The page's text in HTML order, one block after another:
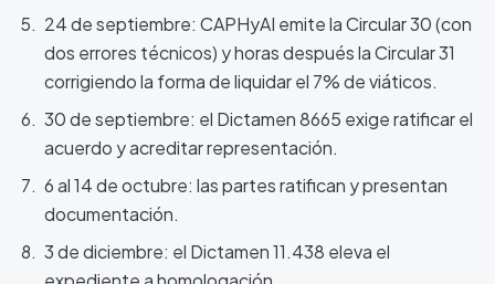
24 de septiembre: CAPHyAI emite la Circular 30 (con
dos errores técnicos) y horas después la Circular 31
corrigiendo la forma de liquidar el 7% de viáticos.
30 de septiembre: el Dictamen 8665 exige ratificar el
acuerdo y acreditar representación.
6 al 14 de octubre: las partes ratifican y presentan
documentación.
3 de diciembre: el Dictamen 11.438 eleva el